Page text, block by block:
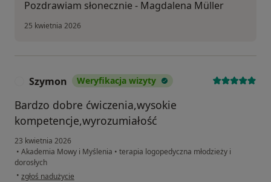
Pozdrawiam słonecznie - Magdalena Müller
25 kwietnia 2026
Szymon Weryfikacja wizyty
Bardzo dobre ćwiczenia,wysokie
kompetencje,wyrozumiałość
23 kwietnia 2026
• Akademia Mowy i Myślenia • terapia logopedyczna młodzieży i
dorosłych
• w opinii użytkownika Szymon
zgłoś nadużycie